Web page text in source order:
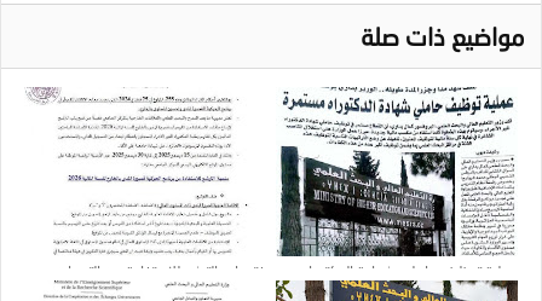
مواضيع ذات صلة
عملية توظيف حاملي شهادة الدكتوراه
مستمرة
فتح باب الترشح للاستفادة من التربصات
قصيرة المدى بالخارج للسنة المالية 2026